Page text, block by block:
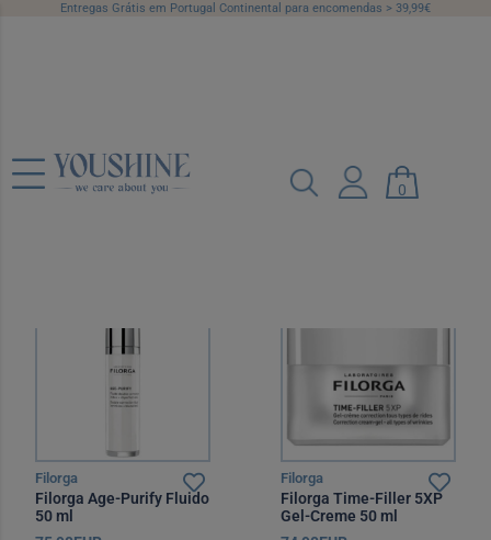
Entregas Grátis em Portugal Continental para encomendas > 39,99€
0
Campanhas Categorias
Marcas
Filorga
Filorga Age-Purify Fluido
50 ml
Filorga
Filorga Time-Filler 5XP
Gel-Creme 50 ml